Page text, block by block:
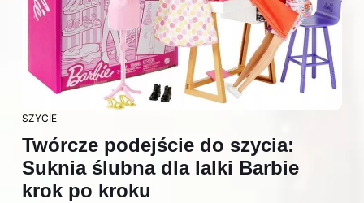
SZYCIE
Twórcze podejście do szycia:
Suknia ślubna dla lalki Barbie
krok po kroku